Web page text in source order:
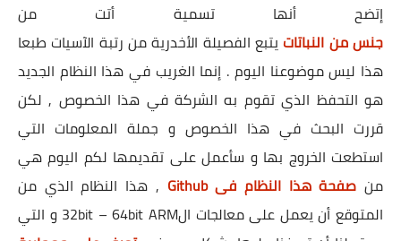
إتضح أنها تسمية أتت من
جنس من النباتاتيتبع الفصيلة الأخدرية من رتبة الآسيات طبعا
هذا ليس موضوعنا اليوم . إنما الغريب في هذا النظام الجديد
هو التحفظ الذي تقوم به الشركة في هذا الخصوص , لكن
قررت البحث في هذا الخصوص و جملة المعلومات التي
استطعت الخروج بها و سأعمل على تقديمها لكم اليوم هي
من صفحة هذا النظام فى Github
, هذا النظام الذي من
المتوقع أن يعمل على معالجات ال32bit – 64bit ARM و التي